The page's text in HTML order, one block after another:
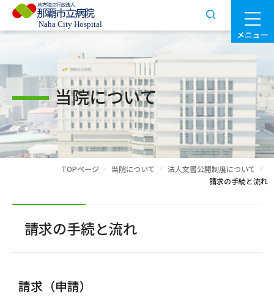
メニュー
当院について
TOPページ 当院について
法人文書公開制度について
請求の手続と流れ
請求の手続と流れ
請求（申請）